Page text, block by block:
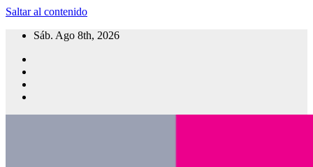
Saltar al contenido
Sáb. Ago 8th, 2026